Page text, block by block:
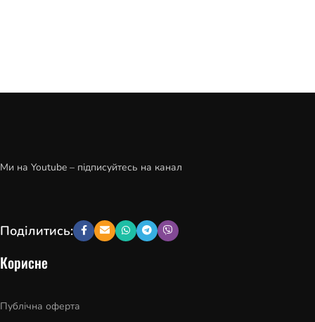
Ми на Youtube – підписуйтесь на канал
Поділитись:
Корисне
Публічна оферта